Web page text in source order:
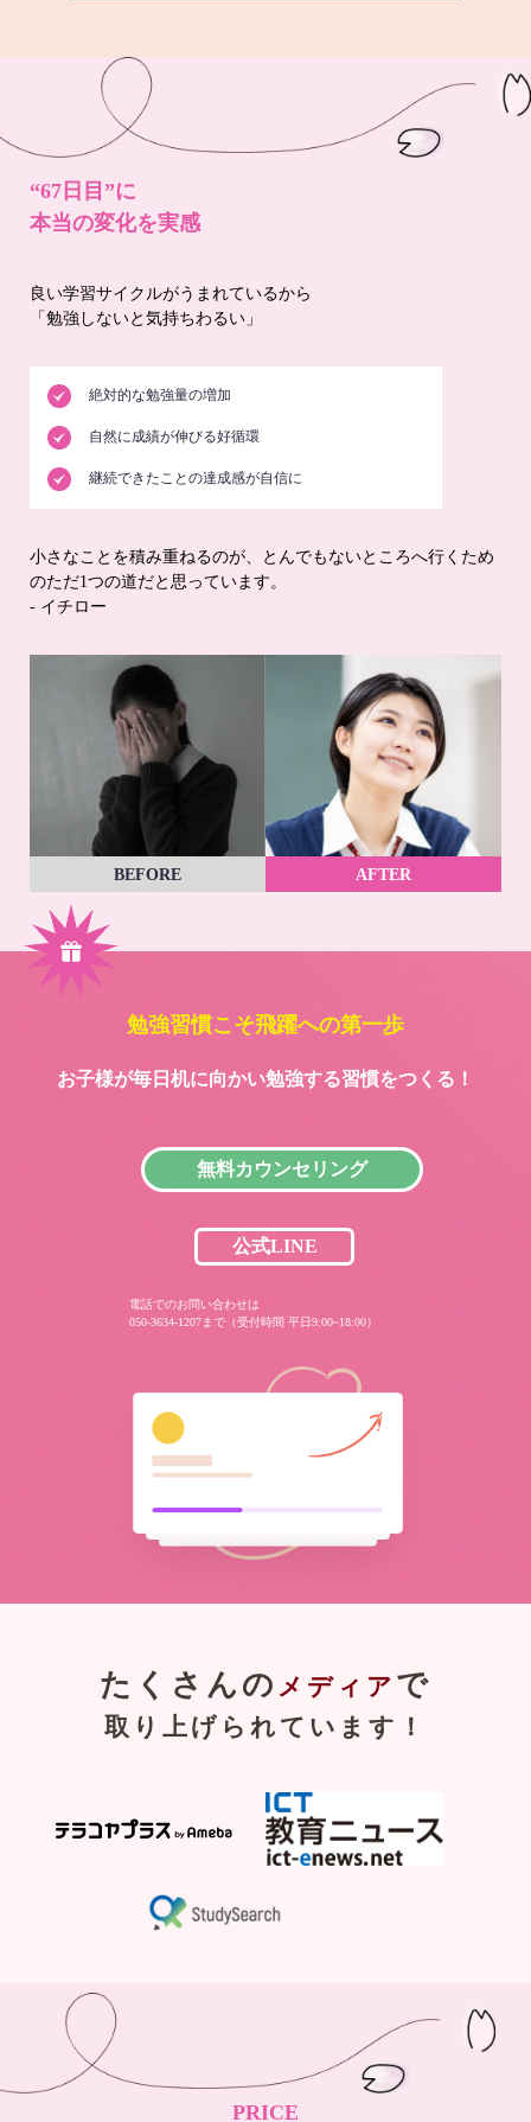
“67日目”に
本当の変化を実感
良い学習サイクルがうまれているから
「勉強しないと気持ちわるい」
絶対的な勉強量の増加
自然に成績が伸びる好循環
継続できたことの達成感が自信に
小さなことを積み重ねるのが、とんでもないところへ行くため
のただ1つの道だと思っています。
- イチロー
BEFORE AFTER
勉強習慣こそ飛躍への第一歩
お子様が毎日机に向かい勉強する習慣をつくる！
無料カウンセリング
公式LINE
電話でのお問い合わせは
050-3634-1207まで（受付時間 平日9:00~18:00）
たくさんの メディア で
取り上げられています！
PRICE